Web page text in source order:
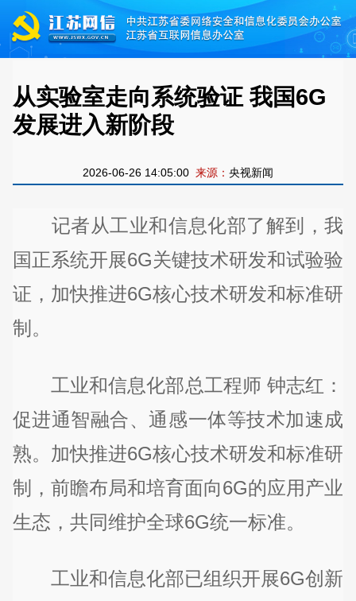
从实验室走向系统验证 我国6G
发展进入新阶段
2026-06-26 14:05:00 来源： 央视新闻
记者从工业和信息化部了解到，我
国正系统开展6G关键技术研发和试验验
证，加快推进6G核心技术研发和标准研
制。
工业和信息化部总工程师 钟志红：
促进通智融合、通感一体等技术加速成
熟。加快推进6G核心技术研发和标准研
制，前瞻布局和培育面向6G的应用产业
生态，共同维护全球6G统一标准。
工业和信息化部已组织开展6G创新